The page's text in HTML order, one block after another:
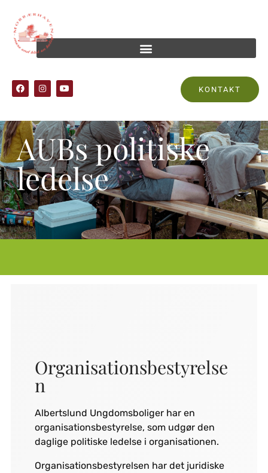
KONTAKT
AUBs politiske
ledelse
Organisationsbestyrelse
n
Albertslund Ungdomsboliger har en
organisationsbestyrelse, som udgør den
daglige politiske ledelse i organisationen.
Organisationsbestyrelsen har det juridiske